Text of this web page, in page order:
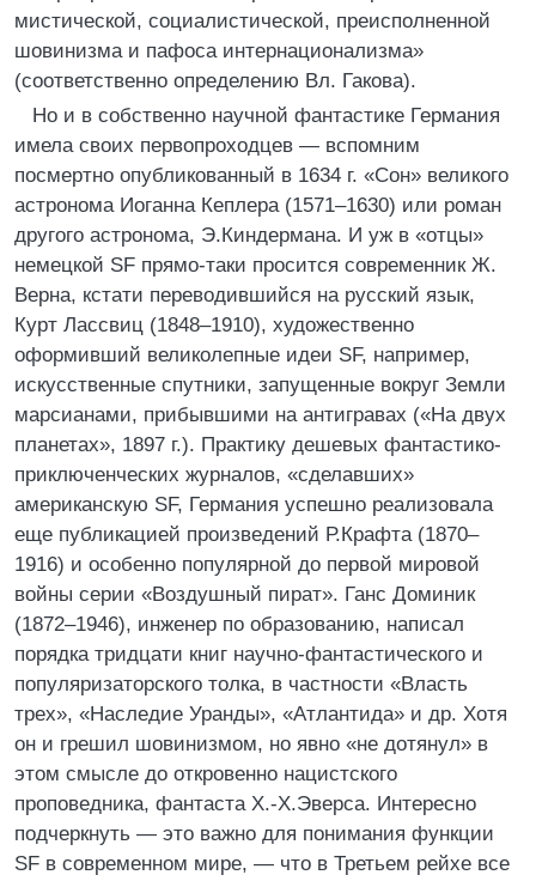
мистической, социалистической, преисполненной
шовинизма и пафоса интернационализма»
(соответственно определению Вл. Гакова).
Но и в собственно научной фантастике Германия
имела своих первопроходцев — вспомним
посмертно опубликованный в 1634 г. «Сон» великого
астронома Иоганна Кеплера (1571–1630) или роман
другого астронома, Э.Киндермана. И уж в «отцы»
немецкой SF прямо-таки просится современник Ж.
Верна, кстати переводившийся на русский язык,
Курт Лассвиц (1848–1910), художественно
оформивший великолепные идеи SF, например,
искусственные спутники, запущенные вокруг Земли
марсианами, прибывшими на антигравах («На двух
планетах», 1897 г.). Практику дешевых фантастико-
приключенческих журналов, «сделавших»
американскую SF, Германия успешно реализовала
еще публикацией произведений Р.Крафта (1870–
1916) и особенно популярной до первой мировой
войны серии «Воздушный пират». Ганс Доминик
(1872–1946), инженер по образованию, написал
порядка тридцати книг научно-фантастического и
популяризаторского толка, в частности «Власть
трех», «Наследие Уранды», «Атлантида» и др. Хотя
он и грешил шовинизмом, но явно «не дотянул» в
этом смысле до откровенно нацистского
проповедника, фантаста Х.-Х.Эверса. Интересно
подчеркнуть — это важно для понимания функции
SF в современном мире, — что в Третьем рейхе все